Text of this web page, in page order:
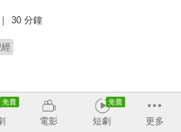
30 分鐘
收回
電影 短劇 更多